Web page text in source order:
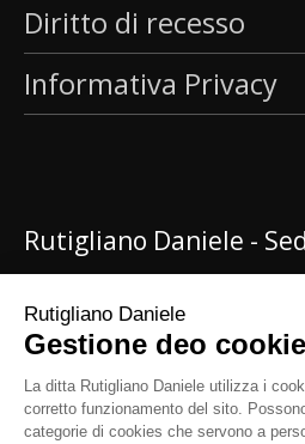
Diritto di recesso
Informativa Privacy
Rutigliano Daniele -
Conte Giusso 13/E -
02/37908780- Email: